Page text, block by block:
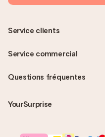
Questions fréquentes
YourSurprise
Service clients
Service commercial